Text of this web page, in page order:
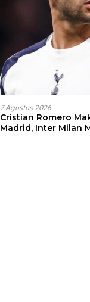
7 Agustus 2026
Cristian Romero
Madrid, Inter Milan